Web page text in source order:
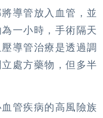
導管放入血管，並
一小時，手術隔天
導管治療是透過調
處方藥物，但多半
管疾病的高風險族